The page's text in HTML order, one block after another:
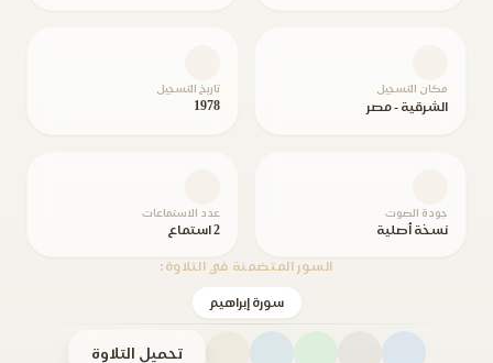
مكان التسجيل
الشرقية - مصر
تاريخ التسجيل
1978
جودة الصوت
نسخة أصلية
عدد الاستماعات
2 استماع
السور المتضمنة في التلاوة:
سورة إبراهيم
تحميل التلاوة